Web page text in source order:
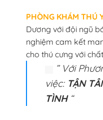
PHÒNG KHÁM THÚ
Dương với đội ngũ
nghiệm cam kết
cho thú cưng với
” Với
việc: TẬN
TÌNH“